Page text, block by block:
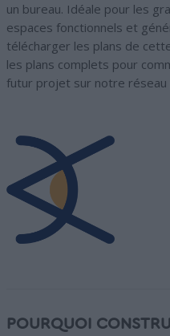
un bureau. Idéale pour les
espaces fonctionnels et
télécharger les plans de
les plans complets pour
futur projet sur notre
POURQUOI